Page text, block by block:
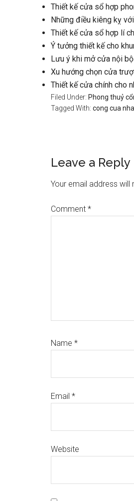
Thiết kế cửa sổ hợp
Những điều kiêng kỵ
Thiết kế cửa sổ hợp lí
Ý tưởng thiết kế cho
Lưu ý khi mở cửa nội
Xu hướng chọn cửa
Thiết kế cửa chính cho
Filed Under: Phong thuỷ
Tagged With: cong cua nha
Reader
Interactions
Leave a Reply
Your email address will
Comment *
Name *
Email *
Website